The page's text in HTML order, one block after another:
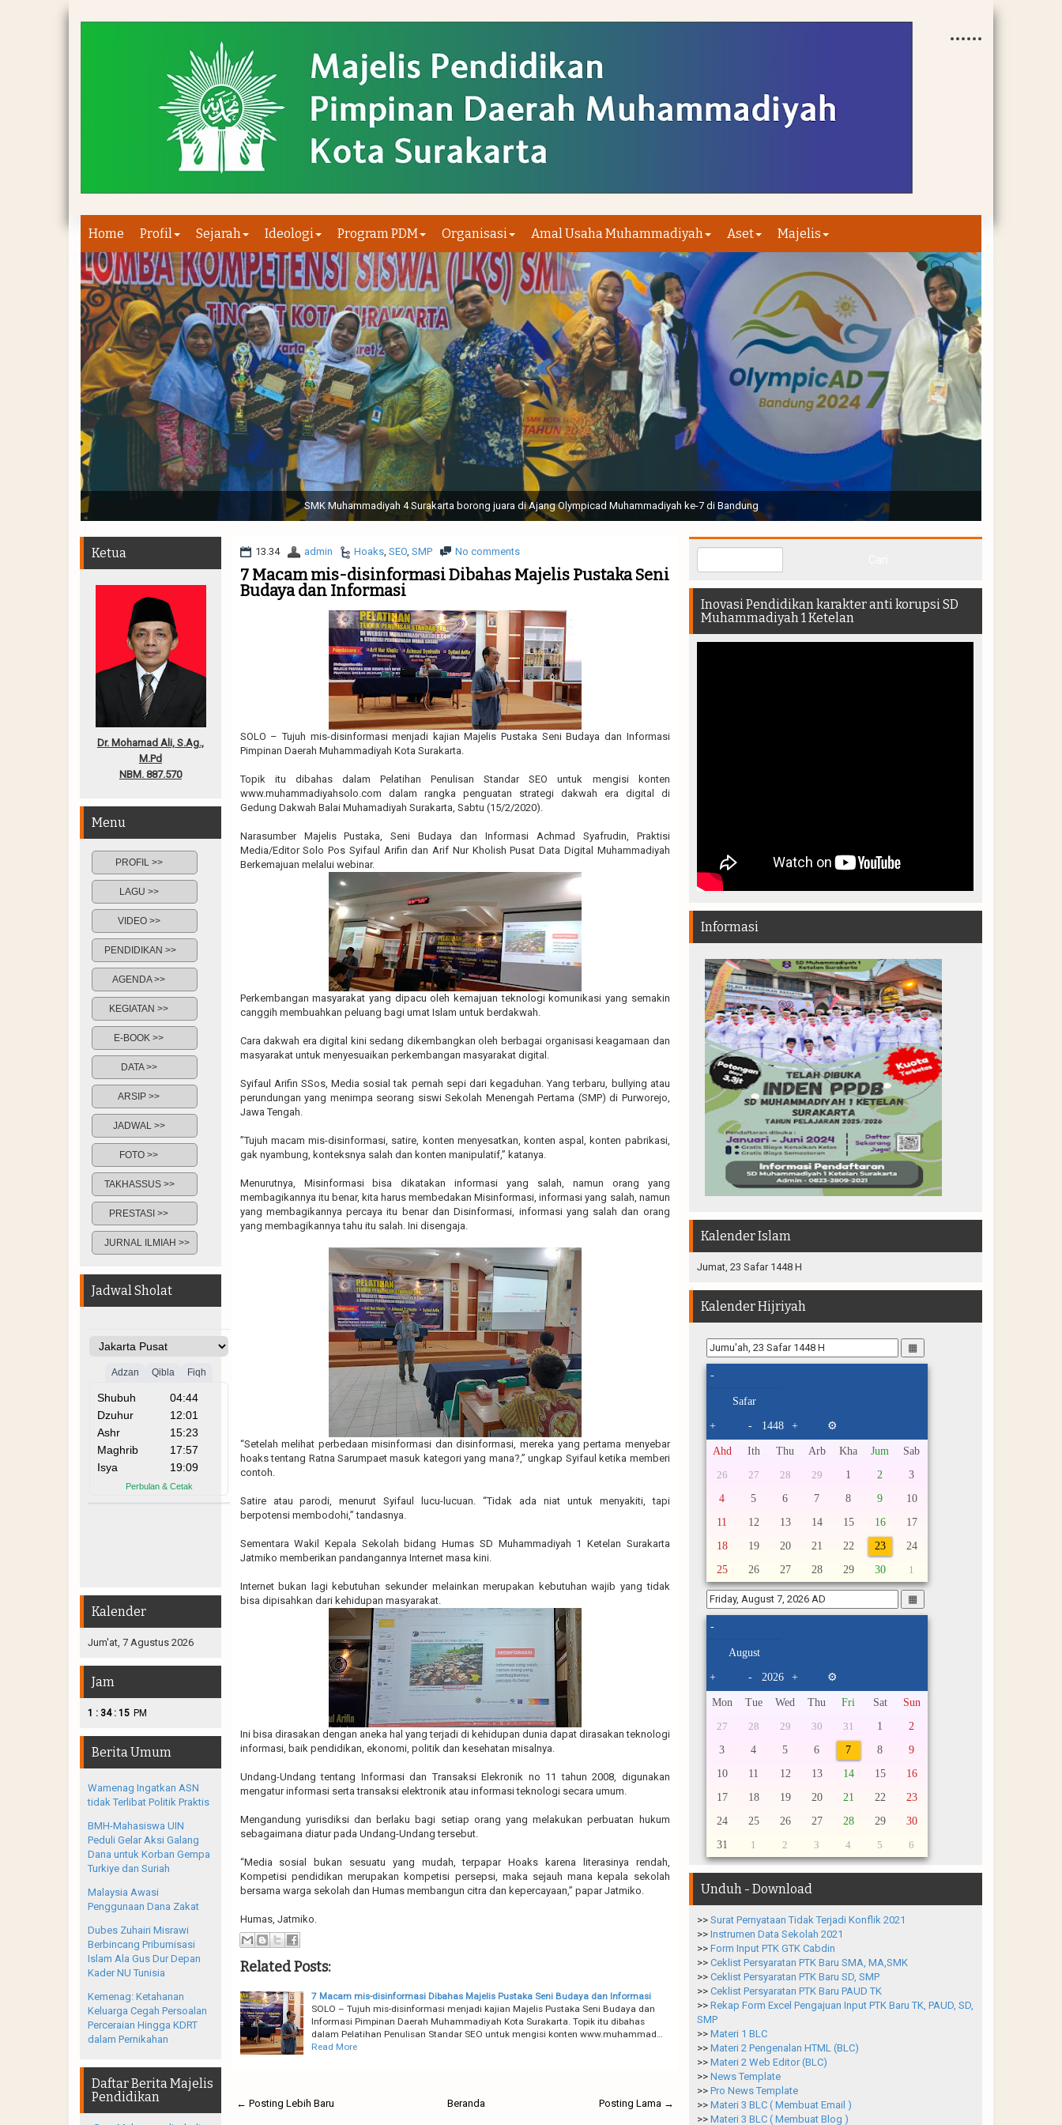
Home Profil Sejarah Ideologi Program PDM Organisasi Amal Usaha Muhammadiyah Aset Majelis
Sabtu, 19 November 2022. (dari kiri) Pertunjukan Tapak Suci Perguruan Muhammadiyah ( TSPM ) di Stadion Manahan Solo || Ir. H. Joko Widodo selaku Presiden RI membuka Acara Muktamar
Muhammadiyah 48 || Pertunjukan bendera dan tari memukau seluruh Muktamar dan Muktamirin yang hadir di dalam stadion
13.34 admin Hoaks, SEO, SMP No comments
7 Macam mis-disinformasi Dibahas Majelis Pustaka Seni
Budaya dan Informasi
SOLO – Tujuh mis-disinformasi menjadi kajian Majelis Pustaka Seni Budaya dan Informasi
Pimpinan Daerah Muhammadiyah Kota Surakarta.
Topik itu dibahas dalam Pelatihan Penulisan Standar SEO untuk mengisi konten
www.muhammadiyahsolo.com dalam rangka penguatan strategi dakwah era digital di
Gedung Dakwah Balai Muhamadiyah Surakarta, Sabtu (15/2/2020).
Narasumber Majelis Pustaka, Seni Budaya dan Informasi Achmad Syafrudin, Praktisi
Media/Editor Solo Pos Syifaul Arifin dan Arif Nur Kholish Pusat Data Digital Muhammadiyah
Berkemajuan melalui webinar.
Perkembangan masyarakat yang dipacu oleh kemajuan teknologi komunikasi yang semakin
canggih membuahkan peluang bagi umat Islam untuk berdakwah.
Cara dakwah era digital kini sedang dikembangkan oleh berbagai organisasi keagamaan dan
masyarakat untuk menyesuaikan perkembangan masyarakat digital.
Syifaul Arifin SSos, Media sosial tak pernah sepi dari kegaduhan. Yang terbaru, bullying atau
perundungan yang menimpa seorang siswi Sekolah Menengah Pertama (SMP) di Purworejo,
Jawa Tengah.
”Tujuh macam mis-disinformasi, satire, konten menyesatkan, konten aspal, konten pabrikasi,
gak nyambung, konteksnya salah dan konten manipulatif,” katanya.
Menurutnya, Misinformasi bisa dikatakan informasi yang salah, namun orang yang
membagikannya itu benar, kita harus membedakan Misinformasi, informasi yang salah, namun
yang membagikannya percaya itu benar dan Disinformasi, informasi yang salah dan orang
yang membagikannya tahu itu salah. Ini disengaja.
“Setelah melihat perbedaan misinformasi dan disinformasi, mereka yang pertama menyebar
hoaks tentang Ratna Sarumpaet masuk kategori yang mana?,” ungkap Syifaul ketika memberi
contoh.
Satire atau parodi, menurut Syifaul lucu-lucuan. “Tidak ada niat untuk menyakiti, tapi
berpotensi membodohi,” tandasnya.
Sementara Wakil Kepala Sekolah bidang Humas SD Muhammadiyah 1 Ketelan Surakarta
Jatmiko memberikan pandangannya Internet masa kini.
Internet bukan lagi kebutuhan sekunder melainkan merupakan kebutuhan wajib yang tidak
bisa dipisahkan dari kehidupan masyarakat.
Ini bisa dirasakan dengan aneka hal yang terjadi di kehidupan dunia dapat dirasakan teknologi
informasi, baik pendidikan, ekonomi, politik dan kesehatan misalnya.
Undang-Undang tentang Informasi dan Transaksi Elekronik no 11 tahun 2008, digunakan
mengatur informasi serta transaksi elektronik atau informasi teknologi secara umum.
Mengandung yurisdiksi dan berlaku bagi setiap orang yang melakukan perbuatan hukum
sebagaimana diatur pada Undang-Undang tersebut.
“Media sosial bukan sesuatu yang mudah, terpapar Hoaks karena literasinya rendah,
Kompetisi pendidikan merupakan kompetisi persepsi, maka sejauh mana kepala sekolah
bersama warga sekolah dan Humas membangun citra dan kepercayaan,” papar Jatmiko.
Humas, Jatmiko.
Related Posts:
7 Macam mis-disinformasi Dibahas Majelis Pustaka Seni Budaya dan Informasi
SOLO – Tujuh mis-disinformasi menjadi kajian Majelis Pustaka Seni Budaya dan
Informasi Pimpinan Daerah Muhammadiyah Kota Surakarta. Topik itu dibahas
dalam Pelatihan Penulisan Standar SEO untuk mengisi konten www.muhammad…
Read More
← Posting Lebih Baru Posting Lama →
Beranda
Ketua
Dr. Mohamad Ali, S.Ag.,
M.Pd
NBM. 887.570
Menu
PROFIL >>
LAGU >>
VIDEO >>
PENDIDIKAN >>
AGENDA >>
KEGIATAN >>
E-BOOK >>
DATA >>
ARSIP >>
JADWAL >>
FOTO >>
TAKHASSUS >>
PRESTASI >>
JURNAL ILMIAH >>
Jadwal Sholat
Kalender
Jum'at, 7 Agustus 2026
Jam
1 : 34: 16 PM
Berita Umum
Wamenag Ingatkan ASN
tidak Terlibat Politik Praktis
BMH-Mahasiswa UIN
Peduli Gelar Aksi Galang
Dana untuk Korban Gempa
Turkiye dan Suriah
Malaysia Awasi
Penggunaan Dana Zakat
Dubes Zuhairi Misrawi
Berbincang Pribumisasi
Islam Ala Gus Dur Depan
Kader NU Tunisia
Kemenag: Ketahanan
Keluarga Cegah Persoalan
Perceraian Hingga KDRT
dalam Pernikahan
Daftar Berita Majelis
Pendidikan
Inovasi Pendidikan karakter anti korupsi SD
Muhammadiyah 1 Ketelan
Informasi
Kalender Islam
Jumat, 23 Safar 1448 H
Kalender Hijriyah
▦
-
+ - + ⚙
Ahd Ith Thu Arb Kha Jum Sab
26 27 28 29 1 2
3
4
5 6 7 8 9
10
11
12 13 14 15 16
17
18
19 20 21 22 23
24
25
26 27 28 29 30 1
▦
-
+ - + ⚙
Mon Tue Wed Thu Fri Sat Sun
27 28 29 30 31 1
2
3
4 5 6 7 8
9
10
11 12 13 14 15
16
17
18 19 20 21 22
23
24
25 26 27 28 29
30
31
1 2 3 4 5 6
Unduh - Download
>> Surat Pernyataan Tidak Terjadi Konflik 2021
>> Instrumen Data Sekolah 2021
>> Form Input PTK GTK Cabdin
>> Ceklist Persyaratan PTK Baru SMA, MA,SMK
>> Ceklist Persyaratan PTK Baru SD, SMP
>> Ceklist Persyaratan PTK Baru PAUD TK
>> Rekap Form Excel Pengajuan Input PTK Baru TK, PAUD, SD,
SMP
>> Materi 1 BLC
>> Materi 2 Pengenalan HTML (BLC)
>> Materi 2 Web Editor (BLC)
>> News Template
>> Pro News Template
>> Materi 3 BLC ( Membuat Email )
>> Materi 3 BLC ( Membuat Blog )